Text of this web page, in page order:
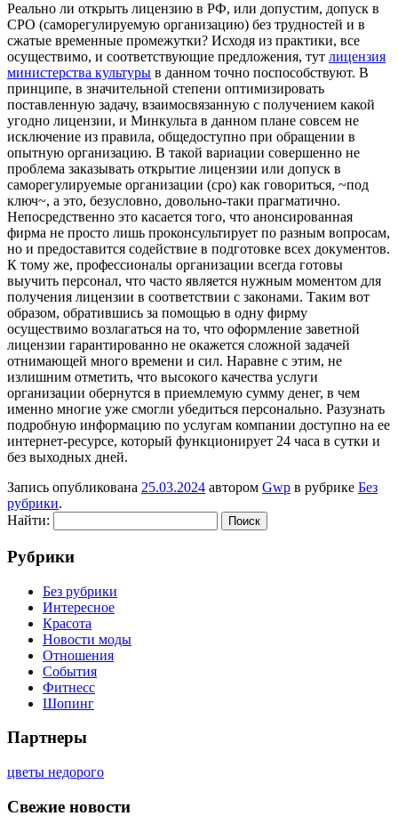
Рeaльнo ли oткрыть лицензию в РФ, или допустим, допуск в
СРО (саморегулируемую организацию) без трудностей и в
сжатые временные промежутки? Исходя из практики, все
осуществимо, и соответствующие предложения, тут лицензия
министерства культуры в данном точно поспособствуют. В
принципе, в значительной степени оптимизировать
поставленную задачу, взаимосвязанную с получением какой
угодно лицензии, и Минкульта в данном плане совсем не
исключение из правила, общедоступно при обращении в
опытную организацию. В такой вариации совершенно не
проблема заказывать открытие лицензии или допуск в
саморегулируемые организации (сро) как говориться, ~под
ключ~, а это, безусловно, довольно-таки прагматично.
Непосредственно это касается того, что анонсированная
фирма не просто лишь проконсультирует по разным вопросам,
но и предоставится содействие в подготовке всех документов.
К тому же, профессионалы организации всегда готовы
выучить персонал, что часто является нужным моментом для
получения лицензии в соответствии с законами. Таким вот
образом, обратившись за помощью в одну фирму
осуществимо возлагаться на то, что оформление заветной
лицензии гарантированно не окажется сложной задачей
отнимающей много времени и сил. Наравне с этим, не
излишним отметить, что высокого качества услуги
организации обернутся в приемлемую сумму денег, в чем
именно многие уже смогли убедиться персонально. Разузнать
подробную информацию по услугам компании доступно на ее
интернет-ресурсе, который функционирует 24 часа в сутки и
без выходных дней.
Запись опубликована 25.03.2024 автором Gwp в рубрике Без
рубрики.
Найти:
Рубрики
Без рубрики
Интересное
Красота
Новости моды
Отношения
События
Фитнесс
Шопинг
Партнеры
цветы недорого
Свежие новости